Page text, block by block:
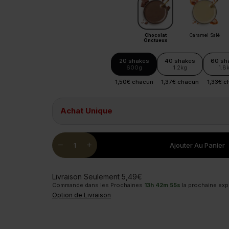
Chocolat
Onctueux
Caramel Salé
20 shakes
600g
1,50€ chacun
40 shakes
1.2kg
1,37€ chacun
60
1,33€
Achat Unique
remove
Quantity
add Ajouter Au Panier
Livraison Seulement 5,49€
Commande dans les Prochaines 13h 42m 54s la prochaine
Option de Livraison